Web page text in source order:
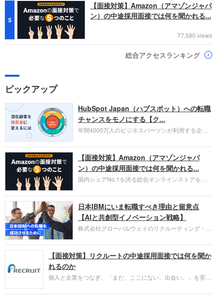
5
【面接対策】Amazon（アマゾンジャパ
ン）の中途採用面接では何を聞かれる...
77,580 views
総合アクセスランキング
ピックアップ
HubSpot Japan（ハブスポット）への転職
チャンスをモノにする【ク...
年間4000万人のビジネスパーソンが利用する企業
お勧めするイチオシ企業をご紹介します。今回はク
ラウド型CRMプラットフォームを提供する
HubSpot Japan（ハブスポット・ジャパン）株式会
社です。採用面接対策の企業研究にご活用くださ
い。
【面接対策】Amazon（アマゾンジャパ
ン）の中途採用面接では何を聞かれる...
国内シェアNo.1を誇る総合オンラインストアを運
圧倒的な存在感を持つAmazon。中途採用面接では
過去の具体的な業務成果やリーダーシップの発揮、
失敗からの学びが重視され、人間性やカルチャーフ
ィットも評価対象となり、長期的に成長できる仲間
であるかを多角的に審査されます。
日本IBMにいま転職すべき理由と留意点
【AIと共創型イノベーション戦略】
株式会社グローバルウェイのリクルーティング・パ
パーソンが利用する企業口コミサイト「キャリコ
ネ」の転職エージェントがお勧めするイチオシ企業
IBMです。採用面接対策の企業研究にご活用くださ
い。
【面接対策】リクルートの中途採用面接では何を聞か
れるのか
個人と企業をつなぎ、「まだ、ここにない、出会い。」を実現
やこれまでの成果を具体的に問われるほか、「人間性」も評価